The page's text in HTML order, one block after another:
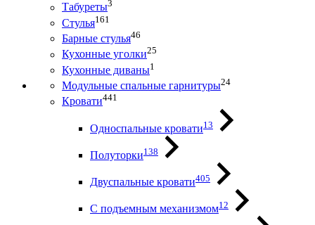
Табуреты3
Стулья161
Барные стулья46
Кухонные уголки25
Кухонные диваны1
Модульные спальные гарнитуры24
Кровати441
Односпальные кровати13
Полуторки138
Двуспальные кровати405
С подъемным механизмом12